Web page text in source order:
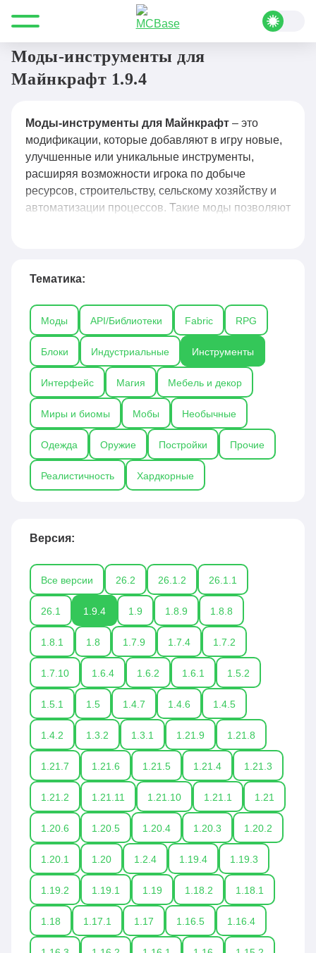
Все для Minecraft Моды Инструменты
Моды-инструменты для
Майнкрафт 1.9.4
Моды-инструменты для Майнкрафт – это
модификации, которые добавляют в игру новые,
улучшенные или уникальные инструменты,
расширяя возможности игрока по добыче
ресурсов, строительству, сельскому хозяйству и
автоматизации процессов. Такие моды позволяют
инструменты, а также предметы для быстрой
ландшафтом. Популярные решения, например
Tinkers’ Construct, Grappling Hook, Aquaculture и
Tool Belt, делают игру более удобной,
функциональной и интересной, позволяя игрокам
быстрее и эффективнее справляться с задачами.
Тематика:
Моды API/Библиотеки Fabric RPG
Блоки Индустриальные Инструменты
Интерфейс Магия Мебель и декор
Миры и биомы Мобы Необычные
Одежда Оружие Постройки Прочие
Реалистичность Хардкорные
Версия:
Все версии 26.2 26.1.2 26.1.1
26.1 1.9.4 1.9 1.8.9 1.8.8
1.8.1 1.8 1.7.9 1.7.4 1.7.2
1.7.10 1.6.4 1.6.2 1.6.1 1.5.2
1.5.1 1.5 1.4.7 1.4.6 1.4.5
1.4.2 1.3.2 1.3.1 1.21.9 1.21.8
1.21.7 1.21.6 1.21.5 1.21.4 1.21.3
1.21.2 1.21.11 1.21.10 1.21.1 1.21
1.20.6 1.20.5 1.20.4 1.20.3 1.20.2
1.20.1 1.20 1.2.4 1.19.4 1.19.3
1.19.2 1.19.1 1.19 1.18.2 1.18.1
1.18 1.17.1 1.17 1.16.5 1.16.4